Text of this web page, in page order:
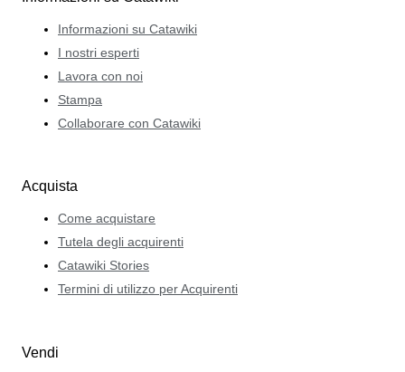
Informazioni su Catawiki
I nostri esperti
Lavora con noi
Stampa
Collaborare con Catawiki
Acquista
Come acquistare
Tutela degli acquirenti
Catawiki Stories
Termini di utilizzo per Acquirenti
Vendi